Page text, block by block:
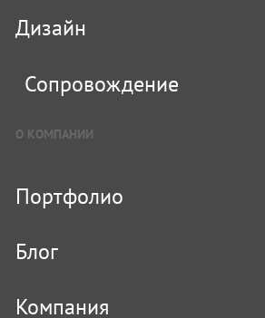
Дизайн
Сопровождение
О КОМПАНИИ
Портфолио
Блог
Компания